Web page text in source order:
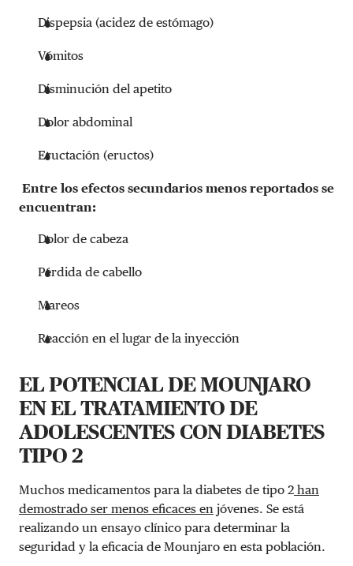
Dispepsia (acidez de estómago)
Vómitos
Disminución del apetito
Dolor abdominal
Eructación (eructos)
Entre los efectos secundarios menos reportados se
encuentran:
Dolor de cabeza
Pérdida de cabello
Mareos
Reacción en el lugar de la inyección
EL POTENCIAL DE MOUNJARO
EN EL TRATAMIENTO DE
ADOLESCENTES CON DIABETES
TIPO 2
Muchos medicamentos para la diabetes de tipo 2 han
demostrado ser menos eficaces en jóvenes. Se está
realizando un ensayo clínico para determinar la
seguridad y la eficacia de Mounjaro en esta población.